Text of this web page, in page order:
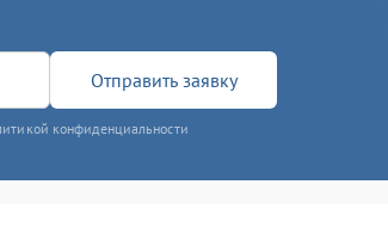
Отправить заявку
конфиденциальности